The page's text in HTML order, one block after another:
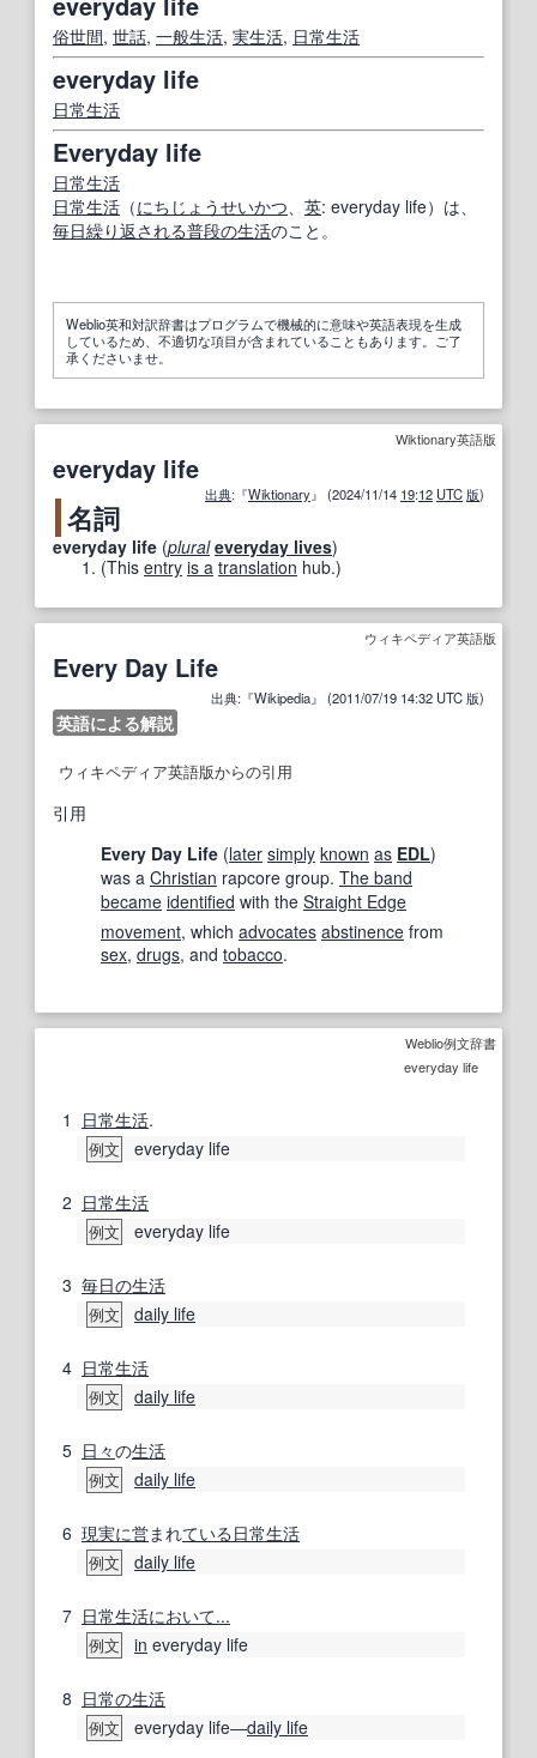
俗世間, 世話, 一般生活, 実生活, 日常生活
everyday life
日常生活
Everyday life
日常生活
日常生活 （にちじょうせいかつ 英: everyday life）は、
毎日繰り返される普段の生活のこと。
Weblio英和対訳辞書はプログラムで機械的に意味や英語表現を生成
しているため、不適切な項目が含まれていることもあります。ご了
承くださいませ。
Wiktionary英語版
everyday life
出典:『Wiktionary』 (2024/11/14 19:12 UTC 版)
名詞
everyday life (plural everyday lives)
(This entry is a translation hub.)
ウィキペディア英語版
Every Day Life
出典:『Wikipedia』 (2011/07/19 14:32 UTC 版)
英語による解説
ウィキペディア英語版からの引用
引用
Every Day Life (later simply known as EDL)
was a Christian rapcore group. The band
became identified with the Straight Edge
movement, which advocates abstinence from
sex, drugs, and tobacco.
Weblio例文辞書
everyday life
1 日常生活.
例文 everyday life
2 日常生活
例文 everyday life
3 毎日の生活
例文 daily life
4 日常生活
例文 daily life
5 日々の生活
例文 daily life
6 現実に営まれている 日常生活
例文 daily life
7 日常生活において...
例文 in everyday life
8 日常の生活
例文 everyday life―daily life